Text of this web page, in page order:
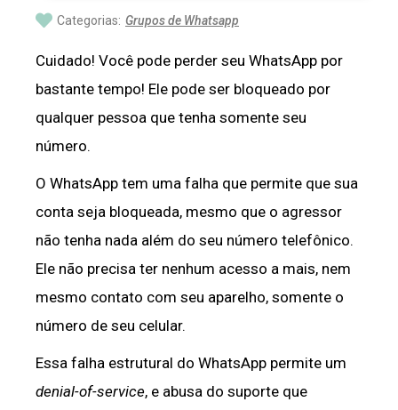
Categorias: Grupos de Whatsapp
Cuidado! Você pode perder seu WhatsApp por
bastante tempo! Ele pode ser bloqueado por
qualquer pessoa que tenha somente seu
número.
O WhatsApp tem uma falha que permite que sua
conta seja bloqueada, mesmo que o agressor
não tenha nada além do seu número telefônico.
Ele não precisa ter nenhum acesso a mais, nem
mesmo contato com seu aparelho, somente o
número de seu celular.
Essa falha estrutural do WhatsApp permite um
denial-of-service, e abusa do suporte que